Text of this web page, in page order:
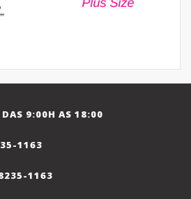
9:00H AS 18:00
1163
1163